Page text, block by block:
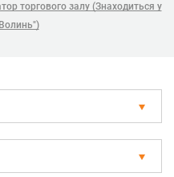
торгового залу (Знаходиться у